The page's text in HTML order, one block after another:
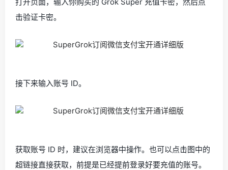
击验证卡密。
接下来输入账号 ID。
获取账号 ID 时，建议在浏览器中操作。也可以点击图中的
超链接直接获取，前提是已经提前登录好要充值的账号。